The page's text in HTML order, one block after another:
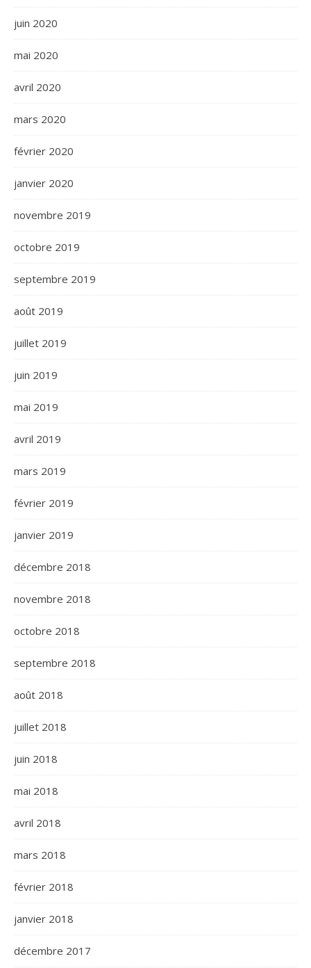
juin 2020
mai 2020
avril 2020
mars 2020
février 2020
janvier 2020
novembre 2019
octobre 2019
septembre 2019
août 2019
juillet 2019
juin 2019
mai 2019
avril 2019
mars 2019
février 2019
janvier 2019
décembre 2018
novembre 2018
octobre 2018
septembre 2018
août 2018
juillet 2018
juin 2018
mai 2018
avril 2018
mars 2018
février 2018
janvier 2018
décembre 2017